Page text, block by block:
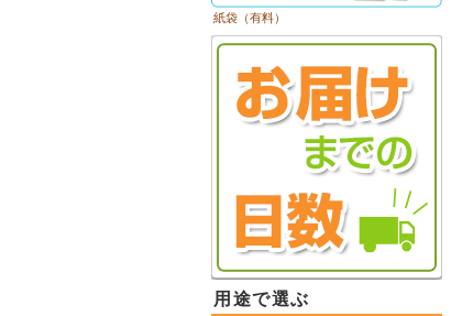
紙袋（有料）
用途で選ぶ